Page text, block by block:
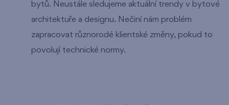
bytů. Neustále sledujeme aktuální trendy v bytové
architektuře a designu. Nečiní nám problém
zapracovat různorodé klientské změny, pokud to
povolují technické normy.